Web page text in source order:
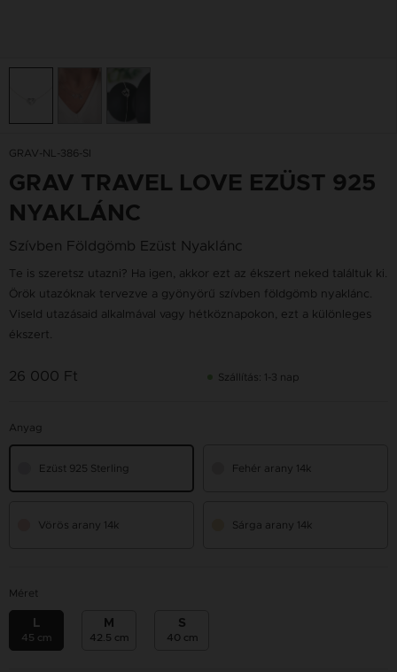
GRAV-NL-386-SI
GRAV TRAVEL LOVE EZÜST 925
NYAKLÁNC
Szívben Földgömb Ezüst Nyaklánc
Te is szeretsz utazni? Ha igen, akkor ezt az ékszert neked találtuk ki.
Örök utazóknak tervezve a gyönyörű szívben földgömb nyaklánc.
Viseld utazásaid alkalmával vagy hétköznapokon, ezt a különleges
ékszert.
26 000 Ft Szállítás: 1-3 nap
Anyag
Ezüst 925 Sterling Fehér arany 14k
Vörös arany 14k Sárga arany 14k
Méret
L
45 cm
M
42.5 cm
S
40 cm